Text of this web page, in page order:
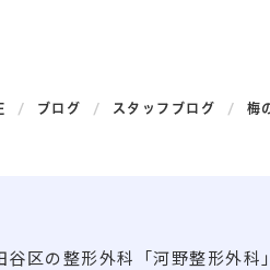
ブログ スタッフブログ 梅